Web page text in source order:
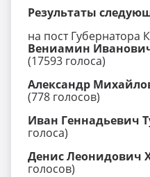
Результаты
на пост Губернатора
Вениамин
(17593 голоса)
Александр
(778 голосов)
Иван Геннадьевич
голоса)
Денис Леонидович
голосов)